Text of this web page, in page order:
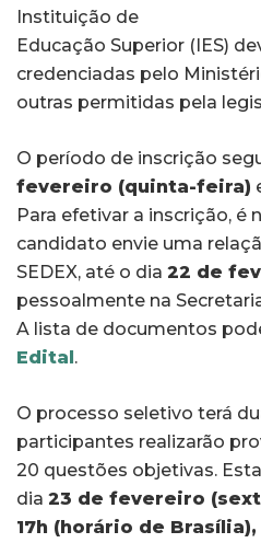
Instituição de
Educação Superior (IES)
credenciadas pelo
outras permitidas pela
O período de inscrição
fevereiro (quinta-feira)
Para efetivar a inscrição, é
candidato envie uma
SEDEX, até o dia 22 de
pessoalmente na
A lista de documentos
Edital.
O processo seletivo terá
participantes realizarão
20 questões objetivas.
dia 23 de fevereiro
17h (horário de